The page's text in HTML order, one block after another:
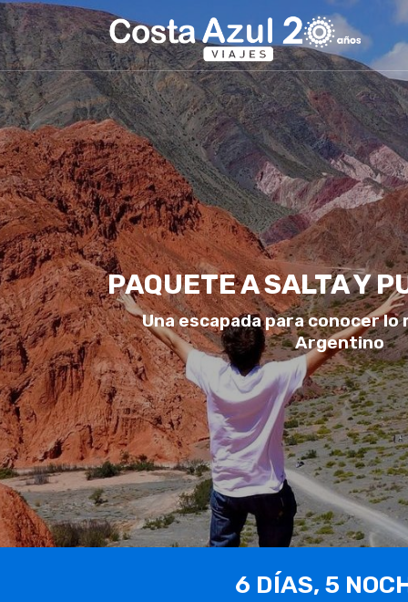
PAQUETE A SALTA Y
Una escapada para conocer
Argentino
6 DÍAS, 5